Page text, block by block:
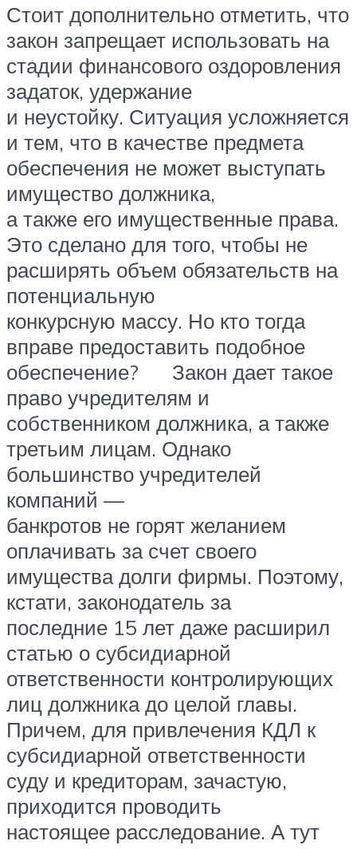
Стоит дополнительно отметить, что
закон запрещает использовать на
стадии финансового оздоровления
задаток, удержание
и неустойку. Ситуация усложняется
и тем, что в качестве предмета
обеспечения не может выступать
имущество должника,
а также его имущественные права.
Это сделано для того, чтобы не
расширять объем обязательств на
потенциальную
конкурсную массу. Но кто тогда
вправе предоставить подобное
обеспечение? Закон дает такое
право учредителям и
собственником должника, а также
третьим лицам. Однако
большинство учредителей
компаний —
банкротов не горят желанием
оплачивать за счет своего
имущества долги фирмы. Поэтому,
кстати, законодатель за
последние 15 лет даже расширил
статью о субсидиарной
ответственности контролирующих
лиц должника до целой главы.
Причем, для привлечения КДЛ к
субсидиарной ответственности
суду и кредиторам, зачастую,
приходится проводить
настоящее расследование. А тут